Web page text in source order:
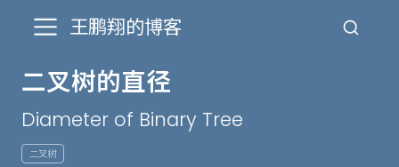
王鹏翔的博客
二叉树的直径
Diameter of Binary Tree
二叉树